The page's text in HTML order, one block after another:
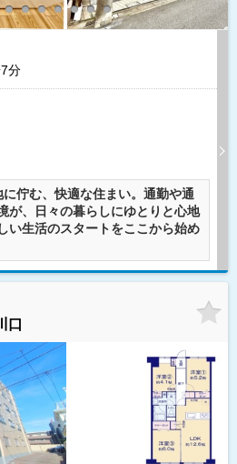
7分
佇む、快適な住まい。通勤や通
が、日々の暮らしにゆとりと心地
い生活のスタートをここから始め
口